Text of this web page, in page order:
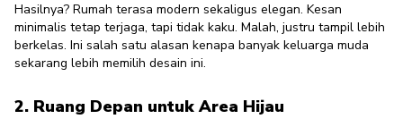
Hasilnya? Rumah terasa modern sekaligus elegan. Kesan
minimalis tetap terjaga, tapi tidak kaku. Malah, justru tampil lebih
berkelas. Ini salah satu alasan kenapa banyak keluarga muda
sekarang lebih memilih desain ini.
2. Ruang Depan untuk Area Hijau